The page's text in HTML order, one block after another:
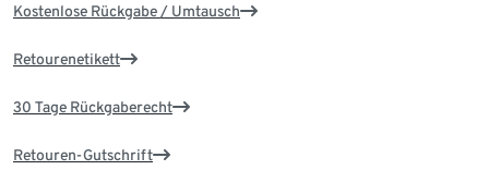
Kostenlose Rückgabe / Umtausch
Retourenetikett
30 Tage Rückgaberecht
Retouren-Gutschrift